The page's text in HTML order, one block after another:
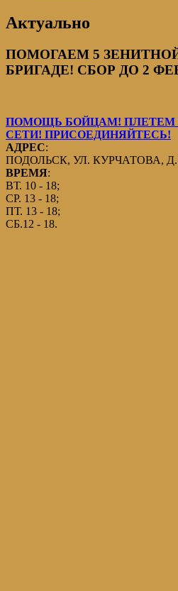
Актуально
ПОМОГАЕМ 5
БРИГАДЕ! СБОР ДО 2
ПОМОЩЬ БОЙЦАМ! ПЛЕТЕМ
СЕТИ! ПРИСОЕДИНЯЙТЕСЬ!
АДРЕС:
ПОДОЛЬСК, УЛ. КУРЧАТОВА,
ВРЕМЯ:
ВТ. 10 - 18;
СР. 13 - 18;
ПТ. 13 - 18;
СБ.12 - 18.